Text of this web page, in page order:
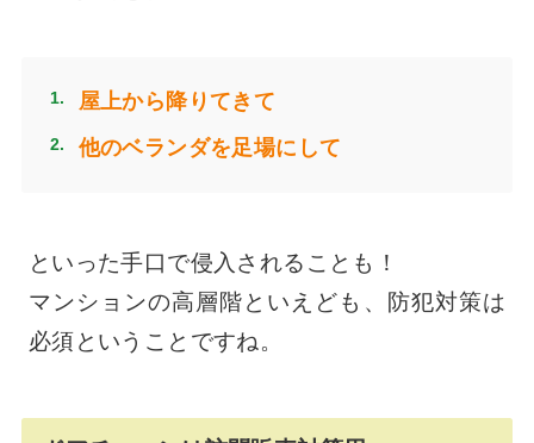
屋上から降りてきて
他のベランダを足場にして
といった手口で侵入されることも！
マンションの高層階といえども、防犯対策は
必須ということですね。